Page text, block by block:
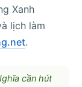
Xanh
lịch làm
.
cần hút